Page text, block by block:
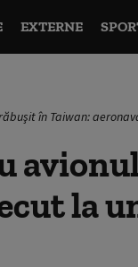
EXTERNE
în Taiwan:
la